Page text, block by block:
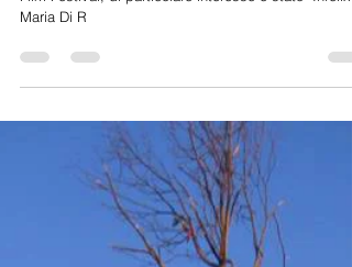
Tra i corti più intensi presentati all’ultimo Social World
Maria Di R